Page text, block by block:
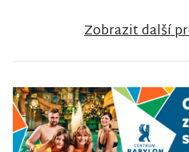
Zobrazit další